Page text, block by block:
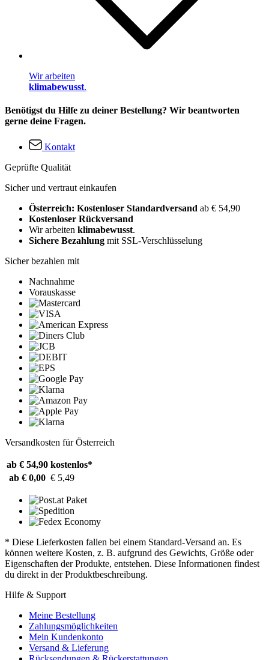
Wir arbeiten
klimabewusst.
Benötigst du Hilfe zu deiner Bestellung? Wir beantworten
gerne deine Fragen.
Kontakt
Geprüfte Qualität
Sicher und vertraut einkaufen
Österreich: Kostenloser Standardversand ab € 54,90
Kostenloser Rückversand
Wir arbeiten klimabewusst.
Sichere Bezahlung mit SSL-Verschlüsselung
Sicher bezahlen mit
Nachnahme
Vorauskasse
Versandkosten für Österreich
ab € 54,90 kostenlos*
ab € 0,00 € 5,49
* Diese Lieferkosten fallen bei einem Standard-Versand an. Es
können weitere Kosten, z. B. aufgrund des Gewichts, Größe oder
Eigenschaften der Produkte, entstehen. Diese Informationen findest
du direkt in der Produktbeschreibung.
Hilfe & Support
Meine Bestellung
Zahlungsmöglichkeiten
Mein Kundenkonto
Versand & Lieferung